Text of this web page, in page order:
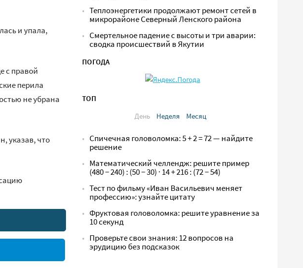
и упала,
с правой
перила
не убрана
указав, что
Теплоэнергетики продолжают ремонт сетей в
микрорайоне Северный Ленского района
Смертельное падение с высоты и три аварии:
сводка происшествий в Якутии
ПОГОДА
ТОП
День
Неделя Месяц
Спичечная головоломка: 5 + 2 = 72 — найдите
решение
Математический челлендж: решите пример
(480 − 240) : (50 − 30) · 14 + 216 : (72 − 54)
Тест по фильму «Иван Васильевич меняет
профессию»: узнайте цитату
Фруктовая головоломка: решите уравнение за
10 секунд
Проверьте свои знания: 12 вопросов на
эрудицию без подсказок